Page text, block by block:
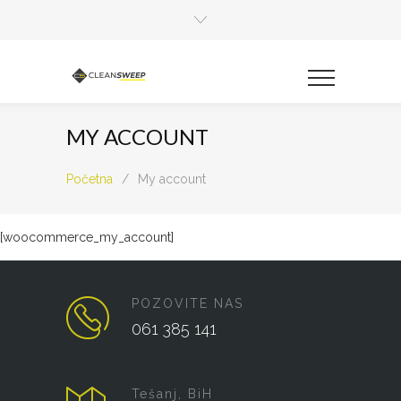
MY ACCOUNT
Početna / My account
[woocommerce_my_account]
POZOVITE NAS
061 385 141
Tešanj, BiH